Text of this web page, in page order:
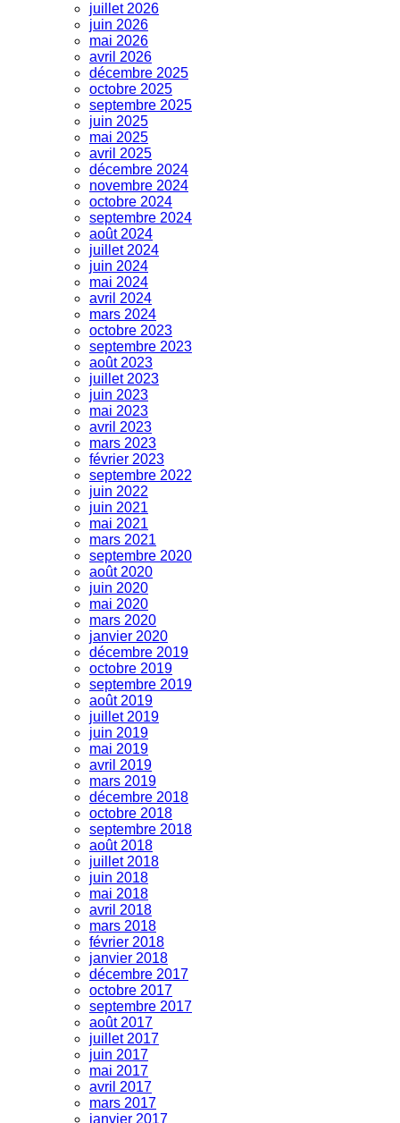
juillet 2026
juin 2026
mai 2026
avril 2026
décembre 2025
octobre 2025
septembre 2025
juin 2025
mai 2025
avril 2025
décembre 2024
novembre 2024
octobre 2024
septembre 2024
août 2024
juillet 2024
juin 2024
mai 2024
avril 2024
mars 2024
octobre 2023
septembre 2023
août 2023
juillet 2023
juin 2023
mai 2023
avril 2023
mars 2023
février 2023
septembre 2022
juin 2022
juin 2021
mai 2021
mars 2021
septembre 2020
août 2020
juin 2020
mai 2020
mars 2020
janvier 2020
décembre 2019
octobre 2019
septembre 2019
août 2019
juillet 2019
juin 2019
mai 2019
avril 2019
mars 2019
décembre 2018
octobre 2018
septembre 2018
août 2018
juillet 2018
juin 2018
mai 2018
avril 2018
mars 2018
février 2018
janvier 2018
décembre 2017
octobre 2017
septembre 2017
août 2017
juillet 2017
juin 2017
mai 2017
avril 2017
mars 2017
janvier 2017